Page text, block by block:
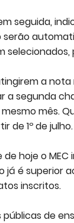
seguida,
serão
a
segunda
mês.
de 1º de julho.
hoje o
já é superior
inscritos.
de